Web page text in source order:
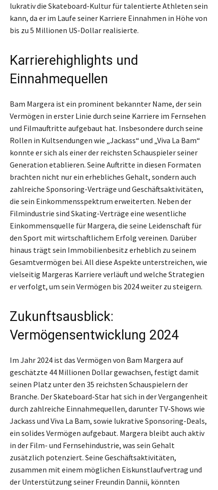
lukrativ die Skateboard-Kultur für talentierte Athleten sein
kann, da er im Laufe seiner Karriere Einnahmen in Höhe von
bis zu 5 Millionen US-Dollar realisierte.
Karrierehighlights und
Einnahmequellen
Bam Margera ist ein prominent bekannter Name, der sein
Vermögen in erster Linie durch seine Karriere im Fernsehen
und Filmauftritte aufgebaut hat. Insbesondere durch seine
Rollen in Kultsendungen wie „Jackass“ und „Viva La Bam“
konnte er sich als einer der reichsten Schauspieler seiner
Generation etablieren. Seine Auftritte in diesen Formaten
brachten nicht nur ein erhebliches Gehalt, sondern auch
zahlreiche Sponsoring-Verträge und Geschäftsaktivitäten,
die sein Einkommensspektrum erweiterten. Neben der
Filmindustrie sind Skating-Verträge eine wesentliche
Einkommensquelle für Margera, die seine Leidenschaft für
den Sport mit wirtschaftlichem Erfolg vereinen. Darüber
hinaus trägt sein Immobilienbesitz erheblich zu seinem
Gesamtvermögen bei. All diese Aspekte unterstreichen, wie
vielseitig Margeras Karriere verläuft und welche Strategien
er verfolgt, um sein Vermögen bis 2024 weiter zu steigern.
Zukunftsausblick:
Vermögensentwicklung 2024
Im Jahr 2024 ist das Vermögen von Bam Margera auf
geschätzte 44 Millionen Dollar gewachsen, festigt damit
seinen Platz unter den 35 reichsten Schauspielern der
Branche. Der Skateboard-Star hat sich in der Vergangenheit
durch zahlreiche Einnahmequellen, darunter TV-Shows wie
Jackass und Viva La Bam, sowie lukrative Sponsoring-Deals,
ein solides Vermögen aufgebaut. Margera bleibt auch aktiv
in der Film- und Fernsehindustrie, was sein Gehalt
zusätzlich potenziert. Seine Geschäftsaktivitäten,
zusammen mit einem möglichen Eiskunstlaufvertrag und
der Unterstützung seiner Freundin Dannii, könnten